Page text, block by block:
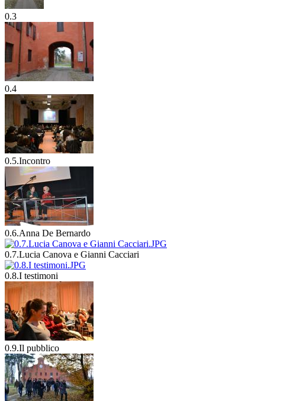
0.3
0.4
0.5.Incontro
0.6.Anna De Bernardo
0.7.Lucia Canova e Gianni Cacciari
0.8.I testimoni
0.9.Il pubblico